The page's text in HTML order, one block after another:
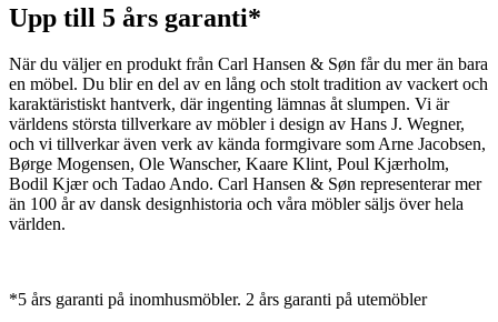
Upp till 5 års garanti*
När du väljer en produkt från Carl Hansen & Søn får du mer än bara
en möbel. Du blir en del av en lång och stolt tradition av vackert och
karaktäristiskt hantverk, där ingenting lämnas åt slumpen. Vi är
världens största tillverkare av möbler i design av Hans J. Wegner,
och vi tillverkar även verk av kända formgivare som Arne Jacobsen,
Børge Mogensen, Ole Wanscher, Kaare Klint, Poul Kjærholm,
Bodil Kjær och Tadao Ando. Carl Hansen & Søn representerar mer
än 100 år av dansk designhistoria och våra möbler säljs över hela
världen.
*5 års garanti på inomhusmöbler. 2 års garanti på utemöbler